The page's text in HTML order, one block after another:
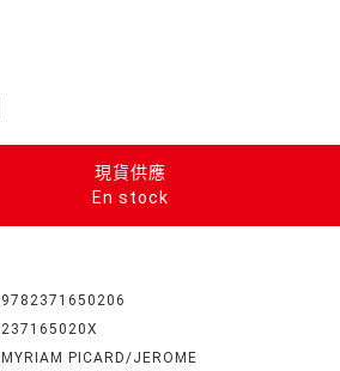
現貨供應
En stock
9782371650206
237165020X
MYRIAM PICARD/JEROME